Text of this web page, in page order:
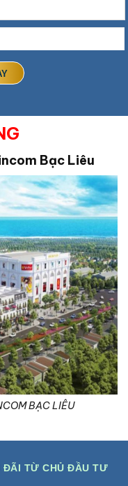
Bạc Liêu
BẠC LIÊU
ĐÃI TỪ CHỦ ĐẦU TƯ